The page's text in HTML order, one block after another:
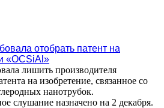
отобрать патент на
«OCSiAl»
лишить производителя
на изобретение, связанное со
нанотрубок.
слушание назначено на 2 декабря.